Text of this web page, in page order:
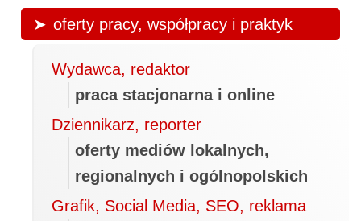
oferty pracy, współpracy i praktyk
Wydawca, redaktor
praca stacjonarna i online
Dziennikarz, reporter
oferty mediów lokalnych,
regionalnych i ogólnopolskich
Grafik, Social Media, SEO, reklama